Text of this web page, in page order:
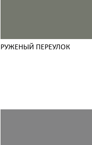
РУЖЕНЫЙ ПЕРЕУЛОК